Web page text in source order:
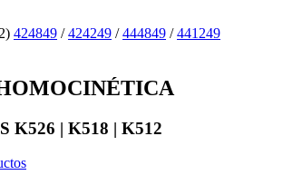
424849 /424249 /444849 /441249
K526 | K518 | K512